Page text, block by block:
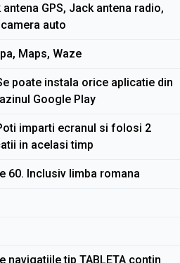
antena GPS, Jack antena radio,
auto
Maps, Waze
poate instala orice aplicatie din
Google Play
imparti ecranul si folosi 2
in acelasi timp
60. Inclusiv limba romana
navigatiile tip TABLETA contin